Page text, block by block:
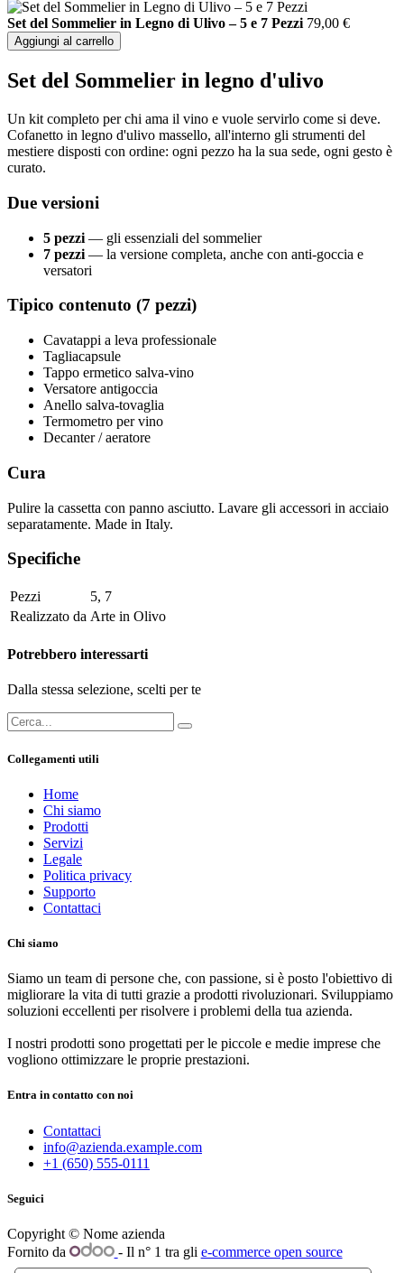
Set del Sommelier in Legno di Ulivo – 5 e 7 Pezzi 79,00 €
Aggiungi al carrello
Set del Sommelier in legno d'ulivo
Un kit completo per chi ama il vino e vuole servirlo come si deve.
Cofanetto in legno d'ulivo massello, all'interno gli strumenti del
mestiere disposti con ordine: ogni pezzo ha la sua sede, ogni gesto è
curato.
Due versioni
5 pezzi — gli essenziali del sommelier
7 pezzi — la versione completa, anche con anti-goccia e
versatori
Tipico contenuto (7 pezzi)
Cavatappi a leva professionale
Tagliacapsule
Tappo ermetico salva-vino
Versatore antigoccia
Anello salva-tovaglia
Termometro per vino
Decanter / aeratore
Cura
Pulire la cassetta con panno asciutto. Lavare gli accessori in acciaio
separatamente. Made in Italy.
Specifiche
Pezzi 5, 7
Realizzato da Arte in Olivo
Potrebbero interessarti
Dalla stessa selezione, scelti per te
Collegamenti utili
Home
Chi siamo
Prodotti
Servizi
Legale
Politica privacy
Supporto
Contattaci
Chi siamo
Siamo un team di persone che, con passione, si è posto l'obiettivo di
migliorare la vita di tutti grazie a prodotti rivoluzionari. Sviluppiamo
soluzioni eccellenti per risolvere i problemi della tua azienda.
I nostri prodotti sono progettati per le piccole e medie imprese che
vogliono ottimizzare le proprie prestazioni.
Entra in contatto con noi
Contattaci
info@azienda.example.com
+1 (650) 555-0111
Seguici
Copyright © Nome azienda
Fornito da
- Il n° 1 tra gli e-commerce open source